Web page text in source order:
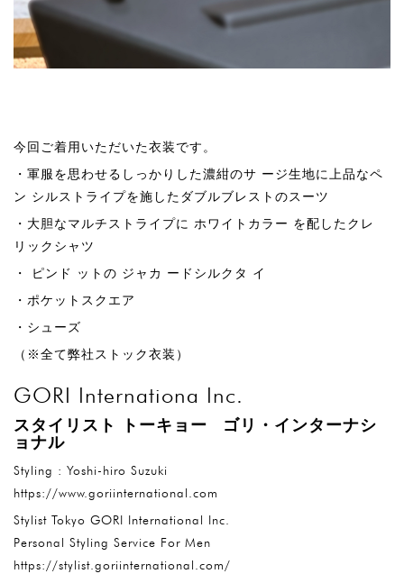
今回ご着用いただいた衣装です。
・軍服を思わせるしっかりした濃紺のサ ージ生地に上品なペ
ン シルストライプを施したダブルブレストのスーツ
・大胆なマルチストライプに ホワイトカラー を配したクレ
リックシャツ
・ ピンド ットの ジャカ ードシルクタ イ
・ポケットスクエア
・シューズ
（※全て弊社ストック衣装）
GORI Internationa Inc.
スタイリスト トーキョー ゴリ・インターナシ
ョナル
Styling : Yoshi-hiro Suzuki
https://www.goriinternational.com
Stylist Tokyo GORI International Inc.
Personal Styling Service For Men
https://stylist.goriinternational.com/